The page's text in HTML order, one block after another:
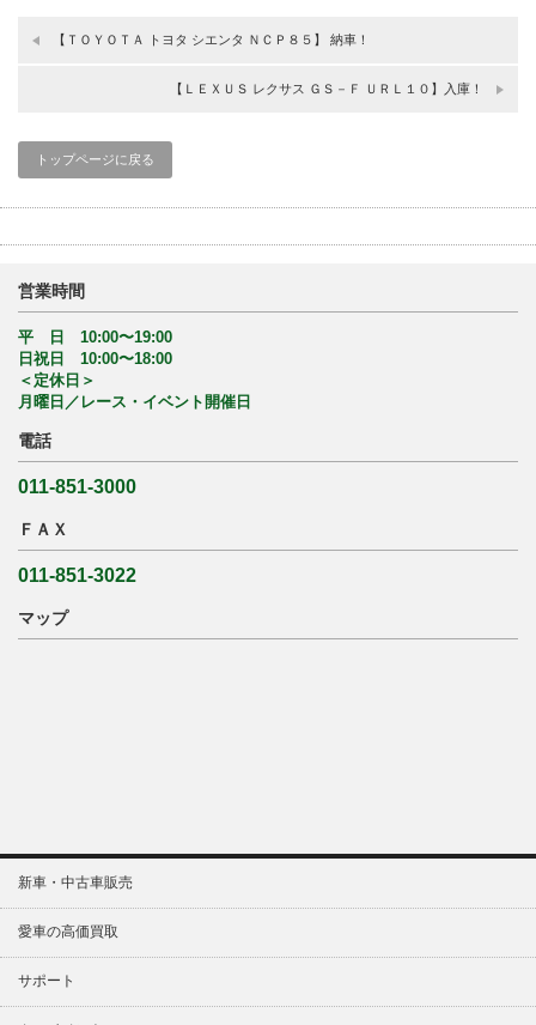
【ＴＯＹＯＴＡ トヨタ シエンタ ＮＣＰ８５】 納車！
【ＬＥＸＵＳ レクサス ＧＳ－Ｆ ＵＲＬ１０】入庫！
トップページに戻る
営業時間
平 日 10:00〜19:00
日祝日 10:00〜18:00
＜定休日＞
月曜日／レース・イベント開催日
電話
011-851-3000
ＦＡＸ
011-851-3022
マップ
新車・中古車販売
愛車の高価買取
サポート